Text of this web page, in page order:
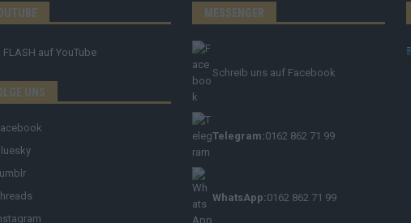
FLASH auf YouTube
UNS
MESSENGER
Schreib uns auf Facebook
Telegram:0162 862 71 99
WhatsApp:0162 862 71 99